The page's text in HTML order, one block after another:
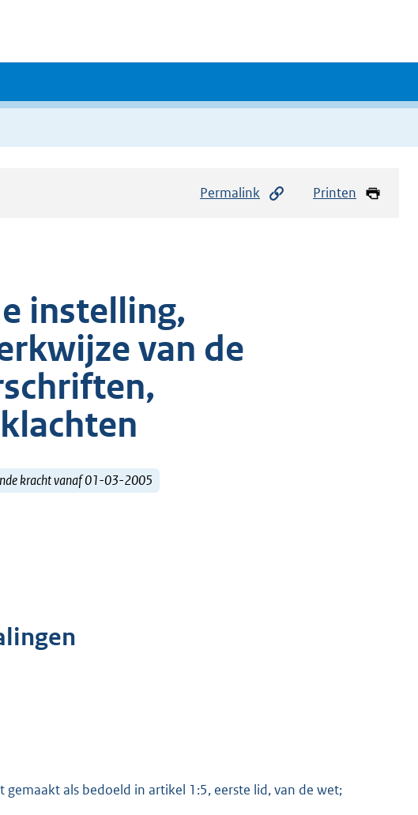
Permalink Printen
instelling,
van de
kracht vanaf 01-03-2005
als bedoeld in artikel 1:5, eerste lid, van de wet;